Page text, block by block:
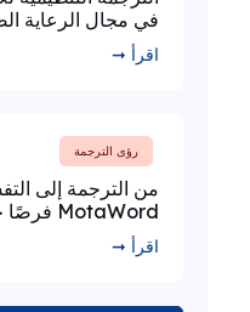
في مجال الرعاية
اقرأ ➞
رؤى الترجمة
من الترجمة إلى
MotaWord فرصًا جديدة للغويين
اقرأ ➞